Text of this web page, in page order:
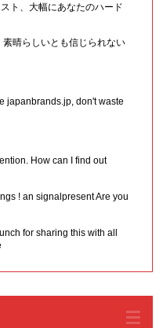
ト、大幅にあなたのハード
素晴らしいとも信じられない
japanbrands.jp, don't waste
How can I find out
! an signalpresent Are you
for sharing this with all